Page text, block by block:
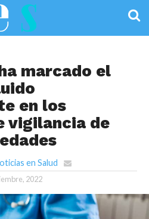
marcado el
en los
vigilancia de
en Salud
2022